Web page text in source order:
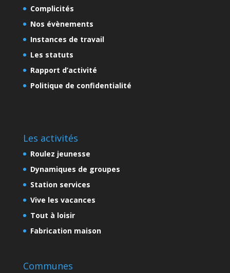
Complicités
Nos évènements
Instances de travail
Les statuts
Rapport d’activité
Politique de confidentialité
Les activités
Roulez jeunesse
Dynamiques de groupes
Station services
Vive les vacances
Tout à loisir
Fabrication maison
Communes